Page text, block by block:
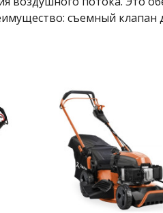
съемный клапан